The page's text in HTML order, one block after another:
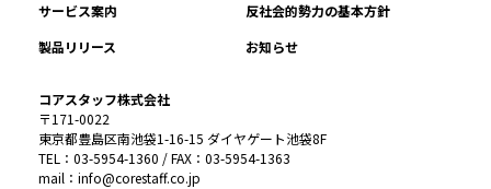
サービス案内
反社会的勢力の基本方針
製品リリース
お知らせ
コアスタッフ株式会社
〒171-0022
東京都豊島区南池袋1-16-15 ダイヤゲート池袋8F
TEL：03-5954-1360 / FAX：03-5954-1363
mail：info@corestaff.co.jp